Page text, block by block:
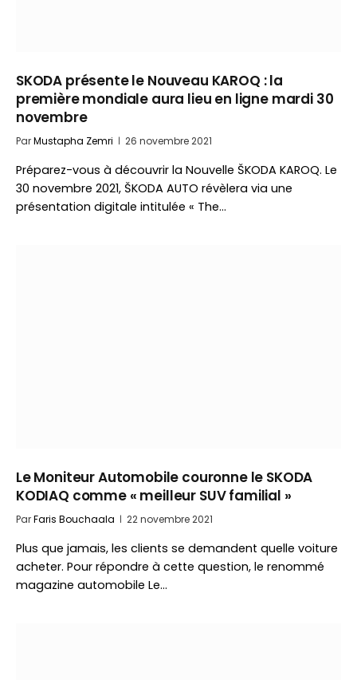
SKODA présente le Nouveau KAROQ : la
première mondiale aura lieu en ligne mardi 30
novembre
ParMustapha Zemri 26 novembre 2021
Préparez-vous à découvrir la Nouvelle ŠKODA KAROQ. Le
30 novembre 2021, ŠKODA AUTO révèlera via une
présentation digitale intitulée « The…
Le Moniteur Automobile couronne le SKODA
KODIAQ comme « meilleur SUV familial »
ParFaris Bouchaala 22 novembre 2021
Plus que jamais, les clients se demandent quelle voiture
acheter. Pour répondre à cette question, le renommé
magazine automobile Le…